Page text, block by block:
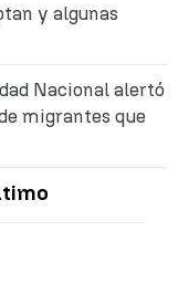
y algunas
Nacional alertó
migrantes que